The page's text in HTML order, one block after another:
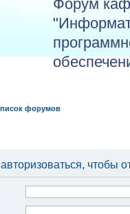
Форум
форумов
чтобы